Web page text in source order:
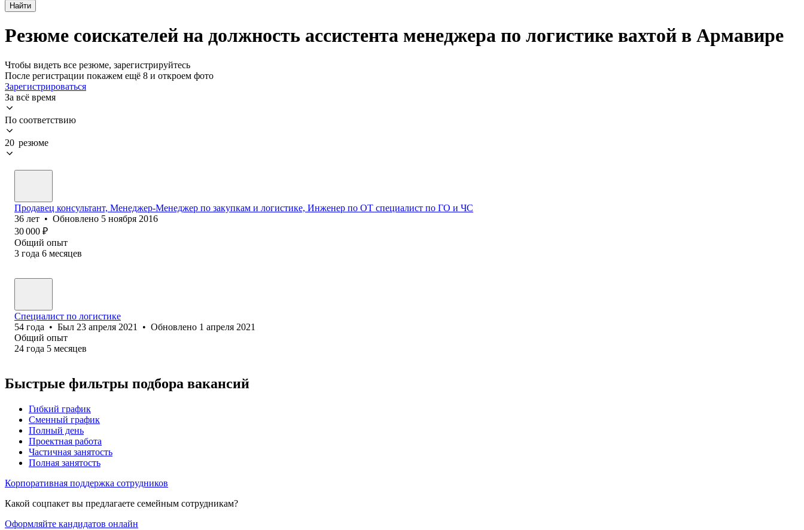
Найти
Резюме соискателей на должность ассистента менеджера по логистике вахтой в Армавире
Чтобы видеть все резюме, зарегистрируйтесь
После регистрации покажем ещё 8 и откроем фото
Зарегистрироваться
За всё время
По соответствию
20 резюме
Продавец консультант, Менеджер-Менеджер по закупкам и логистике, Инженер по ОТ специалист по ГО и ЧС
36 лет • Обновлено 5 ноября 2016
30 000 ₽
Общий опыт
3 года 6 месяцев
Специалист по логистике
54 года • Был 23 апреля 2021 • Обновлено 1 апреля 2021
Общий опыт
24 года 5 месяцев
Быстрые фильтры подбора вакансий
Гибкий график
Сменный график
Полный день
Проектная работа
Частичная занятость
Полная занятость
Корпоративная поддержка сотрудников
Какой соцпакет вы предлагаете семейным сотрудникам?
Оформляйте кандидатов онлайн